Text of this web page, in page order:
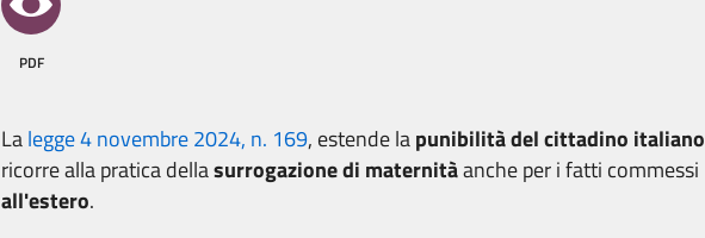
PDF
Lalegge 4 novembre 2024, n. 169, estende lapunibilità del cittadino italiano
ricorre alla pratica dellasurrogazione di maternitàanche per i fatti commessi
all'estero.